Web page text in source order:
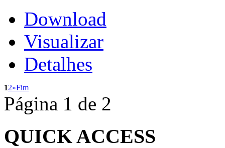
Download
Visualizar
Detalhes
12»Fim
Página 1 de 2
QUICKACCESS